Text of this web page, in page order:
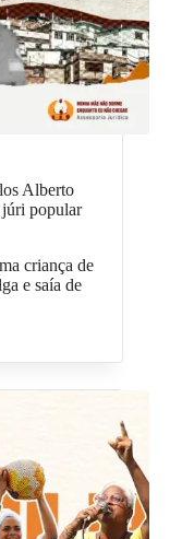
Alberto
júri popular
criança de
e saía de